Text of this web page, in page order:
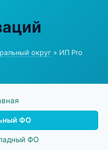
округ » ИП Pro
ФО
ФО